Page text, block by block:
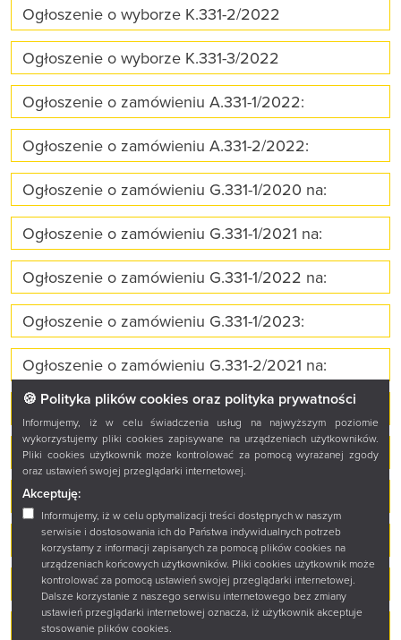
🍪 Polityka plików cookies oraz polityka prywatności
Informujemy, iż w celu świadczenia usług na najwyższym poziomie
wykorzystujemy pliki cookies zapisywane na urządzeniach użytkowników.
Pliki cookies użytkownik może kontrolować za pomocą wyrażanej zgody
oraz ustawień swojej przeglądarki internetowej.
Akceptuję:
Informujemy, iż w celu optymalizacji treści dostępnych w naszym
serwisie i dostosowania ich do Państwa indywidualnych potrzeb
korzystamy z informacji zapisanych za pomocą plików cookies na
urządzeniach końcowych użytkowników. Pliki cookies użytkownik może
kontrolować za pomocą ustawień swojej przeglądarki internetowej.
Dalsze korzystanie z naszego serwisu internetowego bez zmiany
ustawień przeglądarki internetowej oznacza, iż użytkownik akceptuje
stosowanie plików cookies.
Ogłoszenie o wyborze K.331-2/2022
Ogłoszenie o wyborze K.331-3/2022
Ogłoszenie o zamówieniu A.331-1/2022:
Ogłoszenie o zamówieniu A.331-2/2022:
Ogłoszenie o zamówieniu G.331-1/2020 na:
Ogłoszenie o zamówieniu G.331-1/2021 na:
Ogłoszenie o zamówieniu G.331-1/2022 na:
Ogłoszenie o zamówieniu G.331-1/2023:
Ogłoszenie o zamówieniu G.331-2/2021 na:
Ogłoszenie o zamówieniu G.331-2/2022:
Ogłoszenie o zamówieniu G.331-2/2023
Ogłoszenie o zamówieniu G.331-3/2022:
Ogłoszenie o zamówieniu G.331-4/2022:
Ogłoszenie o zamówieniu G.331-2/2024
Ogłoszenie o zamówieniu K.331-1/2020 na: